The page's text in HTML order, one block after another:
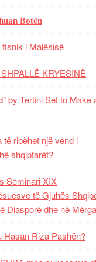
𝐁𝐨𝐭𝐞̈𝐧
fisnik i Malësisë
KRYESINË
by Tertini Set to Make
të ribëhet një vend i
shqiptarët?
Seminari XIX
të Gjuhës
Diasporë dhe në
Hasan Riza Pashën?